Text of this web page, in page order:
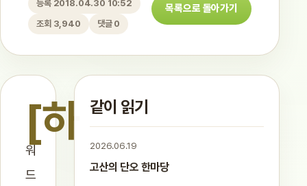
등록 2018.04.30 10:52
조회 3,940
댓글 0
목록으로 돌아가기
[하
워
드
같이 읽기
2026.06.19
고산의 단오 한마당